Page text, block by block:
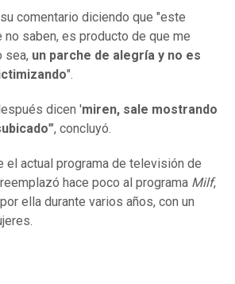
comentario diciendo que "este
no saben, es producto de que me
sea, un parche de alegría y no es
".
dicen 'miren, sale mostrando
'", concluyó.
el actual programa de televisión de
reemplazó hace poco al programa Milf,
ella durante varios años, con un